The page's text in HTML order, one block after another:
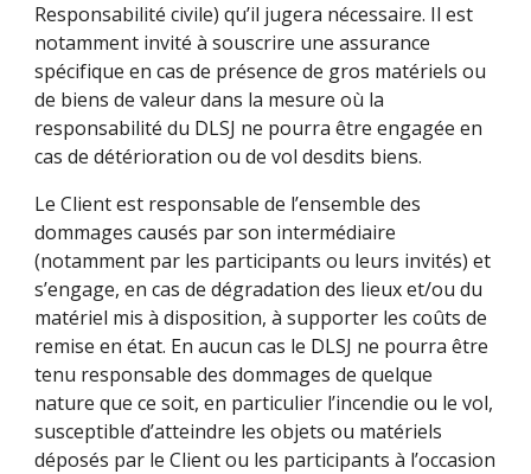
Responsabilité civile) qu’il jugera nécessaire. Il est
notamment invité à souscrire une assurance
spécifique en cas de présence de gros matériels ou
de biens de valeur dans la mesure où la
responsabilité du DLSJ ne pourra être engagée en
cas de détérioration ou de vol desdits biens.
Le Client est responsable de l’ensemble des
dommages causés par son intermédiaire
(notamment par les participants ou leurs invités) et
s’engage, en cas de dégradation des lieux et/ou du
matériel mis à disposition, à supporter les coûts de
remise en état. En aucun cas le DLSJ ne pourra être
tenu responsable des dommages de quelque
nature que ce soit, en particulier l’incendie ou le vol,
susceptible d’atteindre les objets ou matériels
déposés par le Client ou les participants à l’occasion